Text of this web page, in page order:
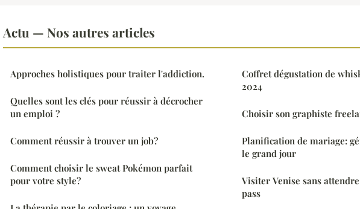
Actu — Nos autres articles
Approches holistiques pour traiter l'addiction.
Quelles sont les clés pour réussir à décrocher
un emploi ?
Comment réussir à trouver un job?
Comment choisir le sweat Pokémon parfait
pour votre style?
Coffret dégustation de
2024
Choisir son graphiste
Planification de mariage:
le grand jour
Visiter Venise sans
pass